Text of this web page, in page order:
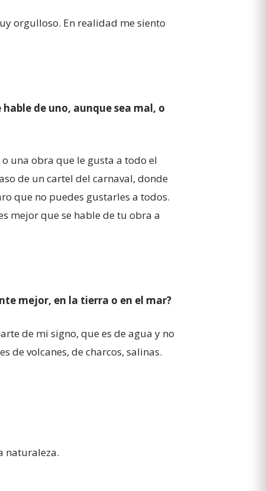
orgulloso. En realidad me siento
de uno, aunque sea mal, o
una obra que le gusta a todo el
de un cartel del carnaval, donde
que no puedes gustarles a todos.
mejor que se hable de tu obra a
mejor, en la tierra o en el mar?
de mi signo, que es de agua y no
de volcanes, de charcos, salinas.
naturaleza.